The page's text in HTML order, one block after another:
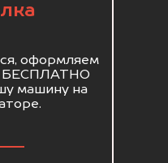
оформляем
БЕСПЛАТНО
машину на